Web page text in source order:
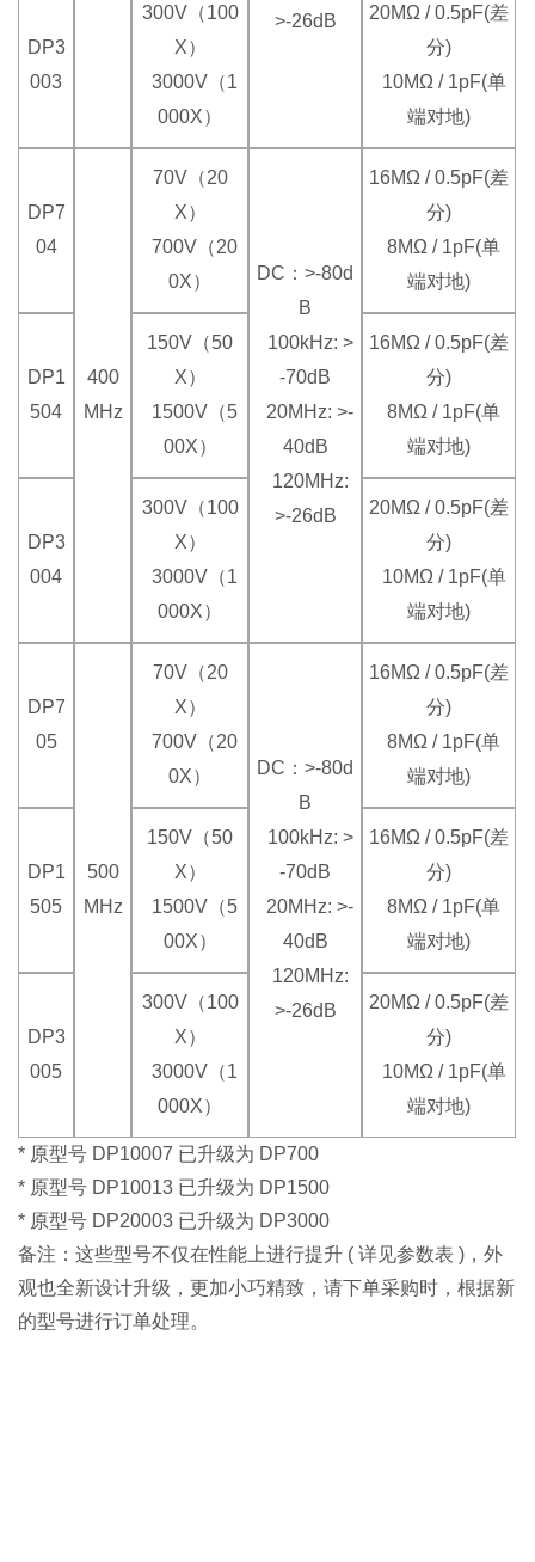
>-26dB
DP3
003
300V（100
X）
3000V（1
000X）
20MΩ / 0.5pF(差
分)
10MΩ / 1pF(单
端对地)
DP7
04
400
MHz
70V（20
X）
700V（20
0X）
DC：>-80d
B
100kHz: >
-70dB
20MHz: >-
40dB
120MHz:
>-26dB
16MΩ / 0.5pF(差
分)
8MΩ / 1pF(单
端对地)
DP1
504
150V（50
X）
1500V（5
00X）
16MΩ / 0.5pF(差
分)
8MΩ / 1pF(单
端对地)
DP3
004
300V（100
X）
3000V（1
000X）
20MΩ / 0.5pF(差
分)
10MΩ / 1pF(单
端对地)
DP7
05
500
MHz
70V（20
X）
700V（20
0X）
DC：>-80d
B
100kHz: >
-70dB
20MHz: >-
40dB
120MHz:
>-26dB
16MΩ / 0.5pF(差
分)
8MΩ / 1pF(单
端对地)
DP1
505
150V（50
X）
1500V（5
00X）
16MΩ / 0.5pF(差
分)
8MΩ / 1pF(单
端对地)
DP3
005
300V（100
X）
3000V（1
000X）
20MΩ / 0.5pF(差
分)
10MΩ / 1pF(单
端对地)
* 原型号 DP10007 已升级为 DP700
* 原型号 DP10013 已升级为 DP1500
* 原型号 DP20003 已升级为 DP3000
备注：这些型号不仅在性能上进行提升 ( 详见参数表 )，外
观也全新设计升级，更加小巧精致，请下单采购时，根据新
的型号进行订单处理。